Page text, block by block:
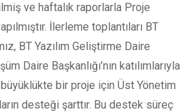
ve haftalık raporlarla Proje
İlerleme toplantıları BT
BT Yazılım Geliştirme Daire
Daire Başkanlığı’nın katılımlarıyla
bir proje için Üst Yönetim
desteği şarttır. Bu destek süreç